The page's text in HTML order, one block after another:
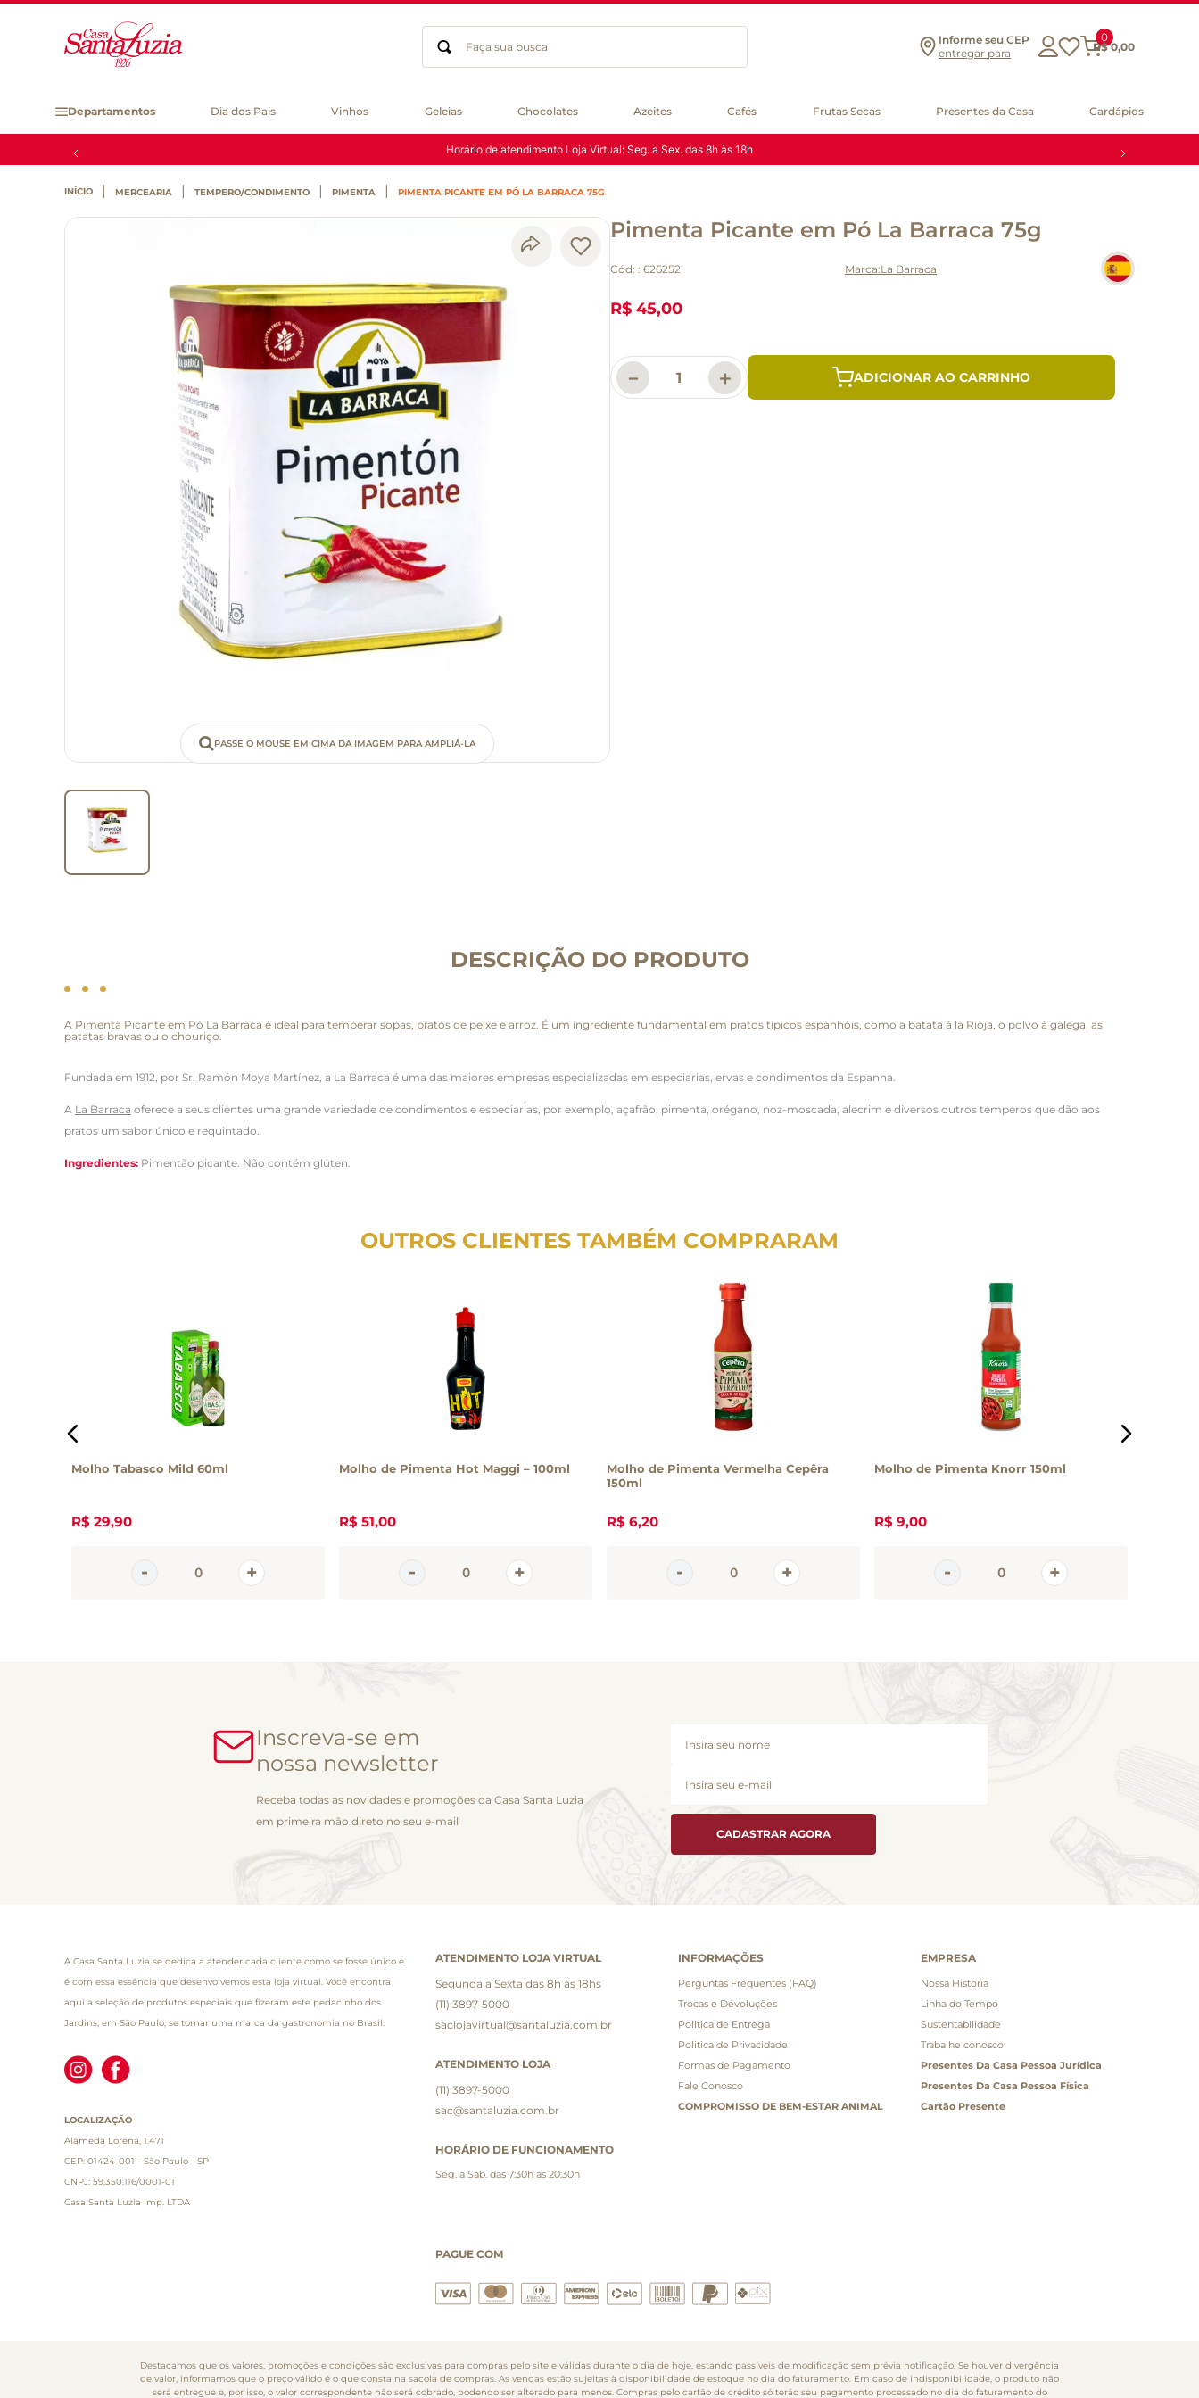
Faça sua busca
Informe seu CEP
entregar para
0
R$ 0,00
Departamentos Dia dos Pais Vinhos Geleias Chocolates Azeites Cafés Frutas Secas Presentes da Casa Cardápios
Horário de atendimento Loja Virtual: Seg. a Sex. das 8h às 18h
MERCEARIA TEMPERO/CONDIMENTO PIMENTA PIMENTA PICANTE EM PÓ LA BARRACA 75G
PASSE O MOUSE EM CIMA DA IMAGEM PARA AMPLIÁ-LA
Pimenta Picante em Pó La Barraca 75g
Cód: : 626252 La Barraca
R$ 45,00
＋
－ ADICIONAR AO CARRINHO
DESCRIÇÃO DO PRODUTO
A Pimenta Picante em Pó La Barraca é ideal para temperar sopas, pratos de peixe e arroz. É um ingrediente fundamental em pratos típicos espanhóis, como a batata à la Rioja, o polvo à galega, as
patatas bravas ou o chouriço.
Fundada em 1912, por Sr. Ramón Moya Martínez, a La Barraca é uma das maiores empresas especializadas em especiarias, ervas e condimentos da Espanha.
A La Barraca oferece a seus clientes uma grande variedade de condimentos e especiarias, por exemplo, açafrão, pimenta, orégano, noz-moscada, alecrim e diversos outros temperos que dão aos
pratos um sabor único e requintado.
Ingredientes: Pimentão picante . Não contém glúten.
OUTROS CLIENTES TAMBÉM COMPRARAM
Molho Tabasco Mild 60ml
R$ 29,90
Molho de Pimenta Hot Maggi – 100ml
R$ 51,00
Molho de Pimenta Vermelha Cepêra
150ml
R$ 6,20
Molho de Pimenta Knorr 150ml
R$ 9,00
Inscreva-se em
nossa newsletter
Receba todas as novidades e promoções da Casa Santa Luzia
em primeira mão direto no seu e-mail
CADASTRAR AGORA
A Casa Santa Luzia se dedica a atender cada cliente como se fosse único e
é com essa essência que desenvolvemos esta loja virtual. Você encontra
aqui a seleção de produtos especiais que fizeram este pedacinho dos
Jardins, em São Paulo, se tornar uma marca da gastronomia no Brasil.
LOCALIZAÇÃO
Alameda Lorena, 1.471
CEP: 01424-001 - São Paulo - SP
CNPJ: 59.350.116/0001-01
Casa Santa Luzia Imp. LTDA
ATENDIMENTO LOJA VIRTUAL
Segunda a Sexta das 8h às 18hs
(11) 3897-5000
saclojavirtual@santaluzia.com.br
ATENDIMENTO LOJA
(11) 3897-5000
sac@santaluzia.com.br
HORÁRIO DE FUNCIONAMENTO
Seg. a Sáb. das 7:30h às 20:30h
INFORMAÇÕES
Perguntas Frequentes (FAQ)
Trocas e Devoluções
Politica de Entrega
Politica de Privacidade
Formas de Pagamento
Fale Conosco
COMPROMISSO DE BEM-ESTAR ANIMAL
EMPRESA
Nossa História
Linha do Tempo
Sustentabilidade
Trabalhe conosco
Presentes Da Casa Pessoa Jurídica
Presentes Da Casa Pessoa Física
Cartão Presente
PAGUE COM
Destacamos que os valores, promoções e condições são exclusivas para compras pelo site e válidas durante o dia de hoje, estando passíveis de modificação sem prévia notificação. Se houver divergência
de valor, informamos que o preço válido é o que consta na sacola de compras. As vendas estão sujeitas à disponibilidade de estoque no dia do faturamento. Em caso de indisponibilidade, o produto não
será entregue e, por isso, o valor correspondente não será cobrado, podendo ser alterado para menos. Compras pelo cartão de crédito só terão seu pagamento processado no dia do faturamento do
gluten
chá
cerveja
macarrão